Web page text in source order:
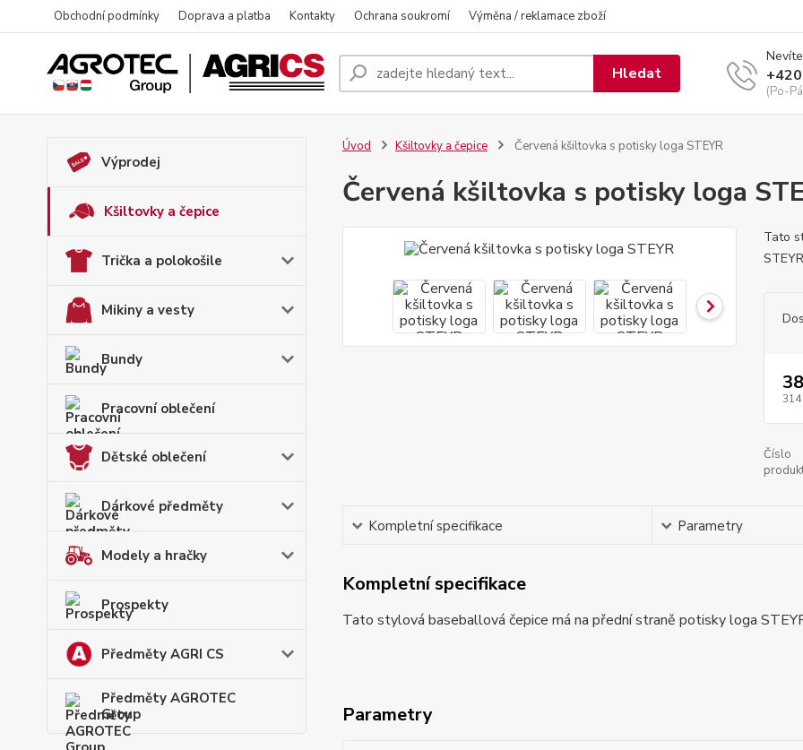
Obchodní podmínky Doprava a platba Kontakty Ochrana soukromí Výměna / reklamace zboží
Hledat
(Po-
Výprodej
Kšiltovky a čepice
Trička a polokošile
Mikiny a vesty
Bundy
Pracovní oblečení
Dětské oblečení
Dárkové předměty
Modely a hračky
Prospekty
Předměty AGRI CS
Předměty AGROTEC
Group
Úvod Kšiltovky a čepice Červená kšiltovka s potisky loga STEYR
Červená kšiltovka s potisky loga
Tato
314
Číslo
Kompletní specifikace Parametry
Kompletní specifikace
Tato stylová baseballová čepice má na přední straně potisky loga
Parametry